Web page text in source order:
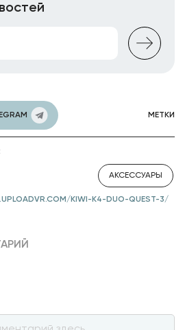
МЕТКИ
АКСЕССУАРЫ
KIWI-K4-DUO-QUEST-3/